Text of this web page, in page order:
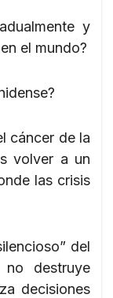
y
el mundo?
cáncer de la
volver a un
las crisis
del
no destruye
decisiones